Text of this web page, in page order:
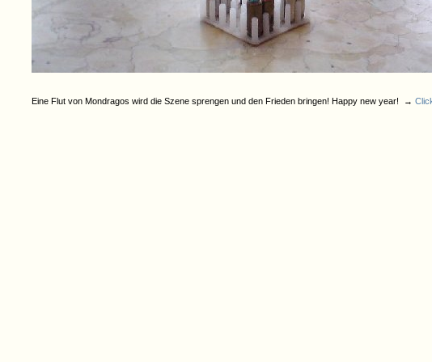
Eine Flut von Mondragos wird die Szene sprengen und den Frieden bringen! Happy new year! →